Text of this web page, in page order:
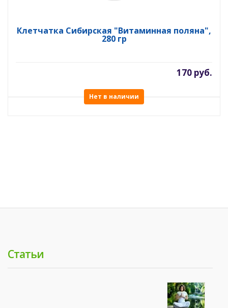
Клетчатка Сибирская "Витаминная поляна",
280 гр
170 руб.
Нет в наличии
Статьи